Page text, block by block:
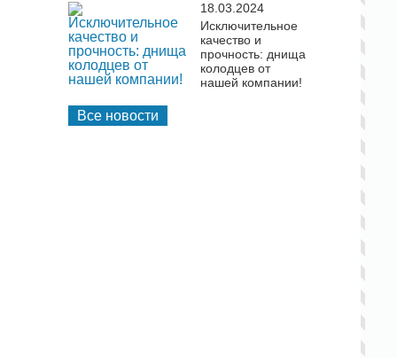
18.03.2024
Исключительное
качество и
прочность: днища
колодцев от
нашей компании!
Все новости